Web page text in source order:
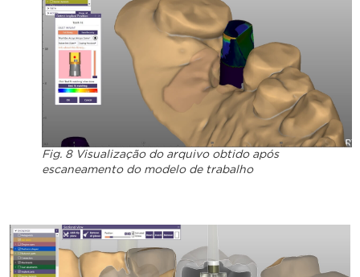
Fig. 8 Visualização do arquivo obtido após
escaneamento do modelo de trabalho